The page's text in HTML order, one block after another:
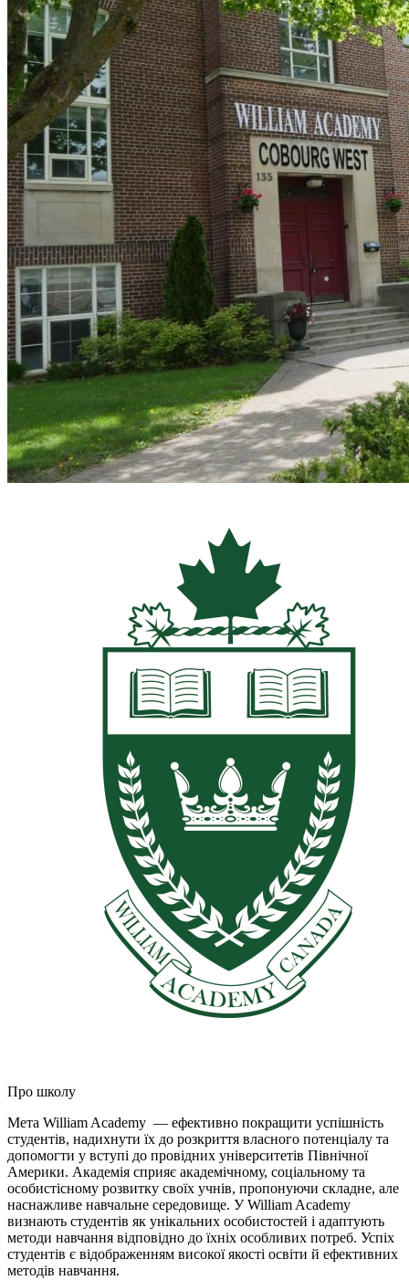
Про школу
Мета William Academy — ефективно покращити успішність
студентів, надихнути їх до розкриття власного потенціалу та
допомогти у вступі до провідних університетів Північної
Америки. Академія сприяє академічному, соціальному та
особистісному розвитку своїх учнів, пропонуючи складне, але
наснажливе навчальне середовище. У William Academy
визнають студентів як унікальних особистостей і адаптують
методи навчання відповідно до їхніх особливих потреб. Успіх
студентів є відображенням високої якості освіти й ефективних
методів навчання.